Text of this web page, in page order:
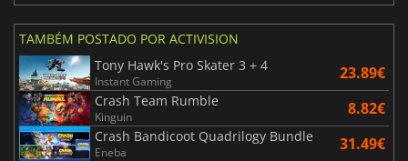
TAMBÉM POSTADO POR ACTIVISION
Tony Hawk's Pro Skater 3 + 4
Instant Gaming 23.89€
Crash Team Rumble
Kinguin 8.82€
Crash Bandicoot Quadrilogy Bundle
Eneba 31.49€